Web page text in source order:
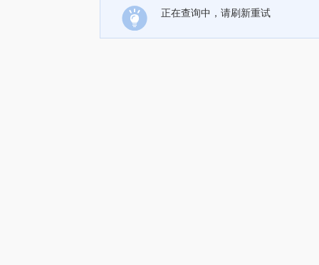
正在查询中，请刷新重试